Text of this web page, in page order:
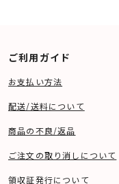
ご利用ガイド
お支払い方法
配送/送料について
商品の不良/返品
ご注文の取り消しについて
領収証発行について